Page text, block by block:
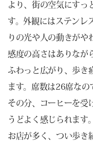
より、街の空気にすっ
す。外観にはステンレ
りの光や人の動きがや
感度の高さはありなが
ふわっと広がり、歩き
ます。席数は26席なの
その分、コーヒーを受
うどよく感じられます
お店が多く、つい歩き